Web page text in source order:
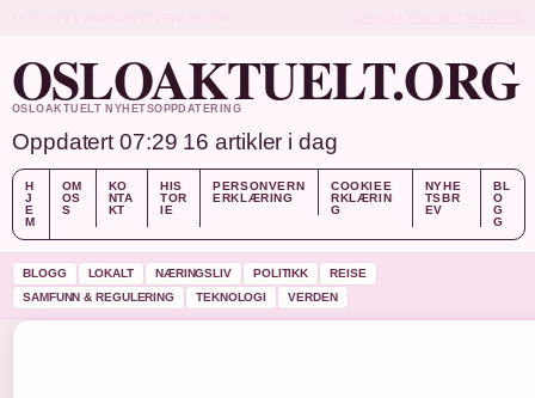
OSLOAKTUELT.ORG
OSLOAKTUELT NYHETSOPPDATERING
Oppdatert 07:29 16 artikler i dag
H
J
E
M
OM
OS
S
KO
NTA
KT
HIS
TOR
IE
PERSONVERN
ERKLÆRING
COOKIEE
RKLÆRIN
G
NYHE
TSBR
EV
BL
O
G
G
BLOGG LOKALT NÆRINGSLIV POLITIKK
REISE
SAMFUNN & REGULERING
TEKNOLOGI VERDEN